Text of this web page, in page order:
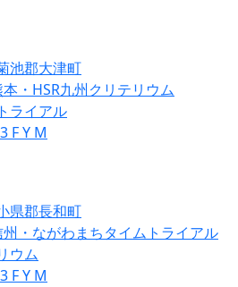
池郡大津町
・HSR九州クリテリウム
ライアル
FY M
県郡長和町
・ながわまちタイムトライアル
ウム
FY M